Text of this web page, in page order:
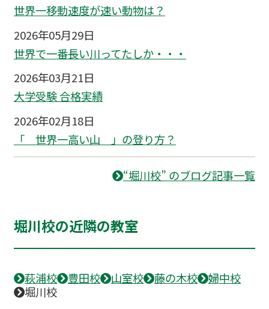
世界一移動速度が速い動物は？
2026年05月29日
世界で一番長い川ってたしか・・・
2026年03月21日
大学受験 合格実績
2026年02月18日
「 世界一高い山 」の登り方？
“堀川校” のブログ記事一覧
堀川校の近隣の教室
萩浦校 豊田校 山室校 藤の木校
婦中校
堀川校